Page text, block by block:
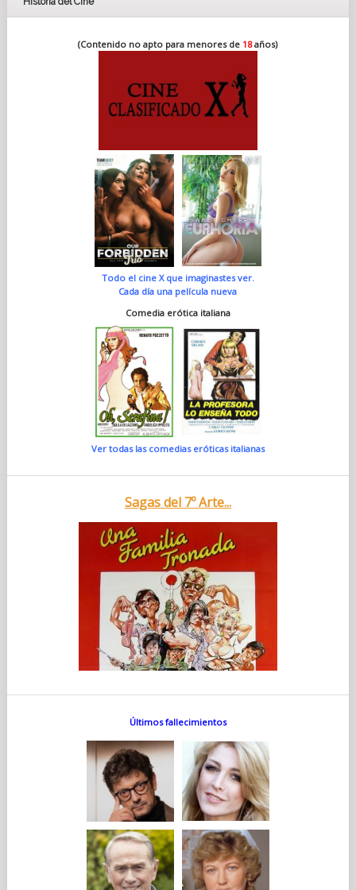
(Contenido no apto para menores de 18años)
Todo el cine X que imaginastes ver.
Cada día una película nueva
Comedia erótica italiana
Ver todas las comedias eróticas italianas
Sagas del 7º Arte...
Últimos fallecimientos